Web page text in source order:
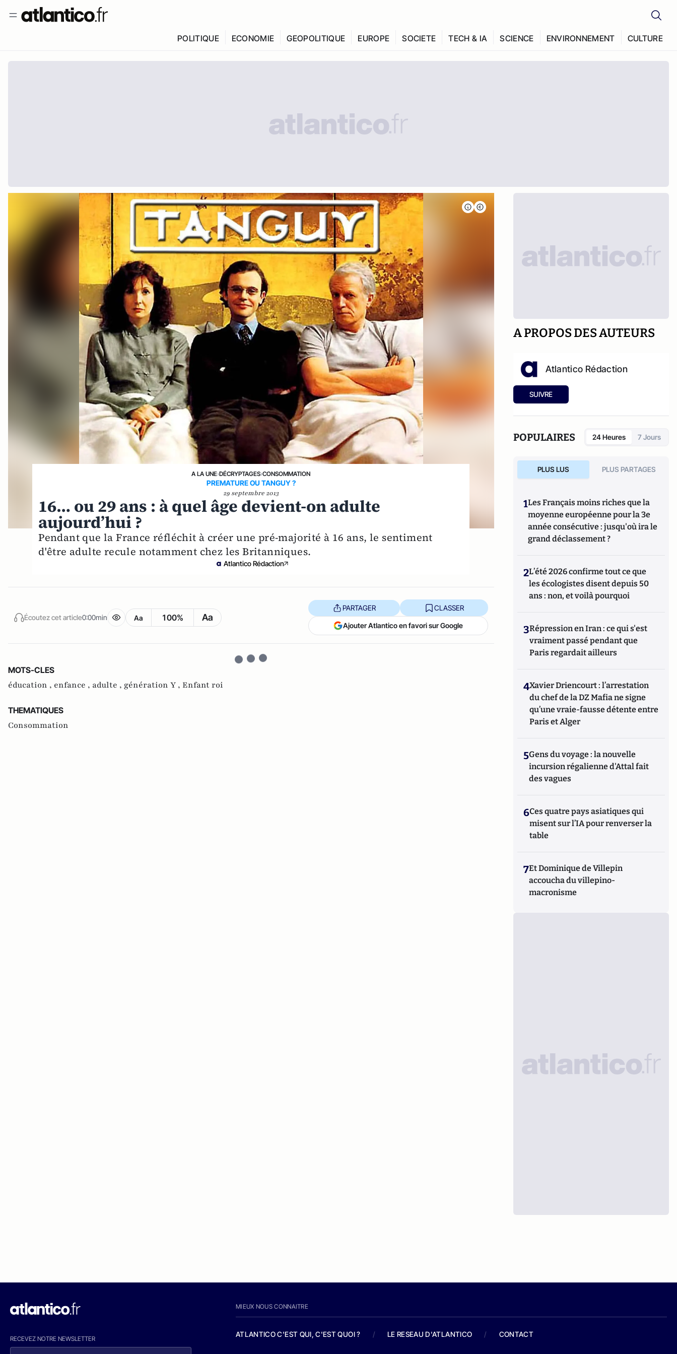
POLITIQUE ECONOMIE GEOPOLITIQUE EUROPE SOCIETE TECH & IA SCIENCE ENVIRONNEMENT CULTURE
A LA UNE›DÉCRYPTAGES›CONSOMMATION
PREMATURE OU TANGUY ?
29 septembre 2013
16… ou 29 ans : à quel âge devient-on adulte
aujourd’hui ?
Pendant que la France réfléchit à créer une pré-majorité à 16 ans, le sentiment
d'être adulte recule notamment chez les Britanniques.
Atlantico Rédaction
Écoutez cet article0:00min Aa 100% Aa
PARTAGER CLASSER
Ajouter Atlantico en favori sur Google
MOTS-CLES
éducation , enfance , adulte , génération Y , Enfant roi
THEMATIQUES
Consommation
A PROPOS DES AUTEURS
Atlantico Rédaction
SUIVRE
POPULAIRES 24 Heures 7 Jours
PLUS LUS PLUS PARTAGES
1Les Français moins riches que la
moyenne européenne pour la 3e
année consécutive : jusqu'où ira le
grand déclassement ?
2L’été 2026 confirme tout ce que
les écologistes disent depuis 50
ans : non, et voilà pourquoi
3Répression en Iran : ce qui s'est
vraiment passé pendant que
Paris regardait ailleurs
4Xavier Driencourt : l’arrestation
du chef de la DZ Mafia ne signe
qu’une vraie-fausse détente entre
Paris et Alger
5Gens du voyage : la nouvelle
incursion régalienne d'Attal fait
des vagues
6Ces quatre pays asiatiques qui
misent sur l’IA pour renverser la
table
7Et Dominique de Villepin
accoucha du villepino-
macronisme
RECEVEZ NOTRE NEWSLETTER
MIEUX NOUS CONNAITRE
ATLANTICO C'EST QUI, C'EST QUOI ? / LE RESEAU D'ATLANTICO / CONTACT